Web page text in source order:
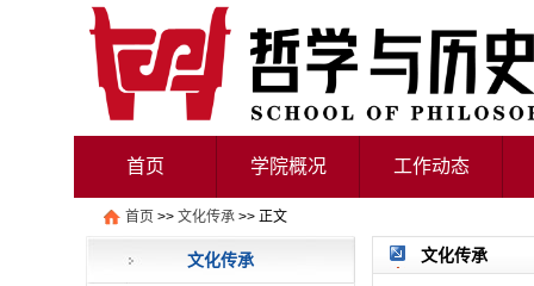
首页 学院概况 工作动态
首页 >> 文化传承 >> 正文
文化传承 文化传承